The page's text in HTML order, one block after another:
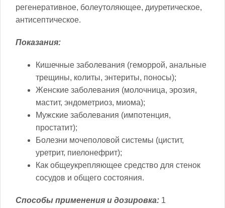
регенеративное, болеутоляющее, диуретическое,
антисептическое.
Показания:
Кишечные заболевания (геморрой, анальные
трещины, колиты, энтериты, поносы);
Женские заболевания (молочница, эрозия,
мастит, эндометриоз, миома);
Мужские заболевания (импотенция,
простатит);
Болезни мочеполовой системы (цистит,
уретрит, пиелонефрит);
Как общеукрепляющее средство для стенок
сосудов и общего состояния.
Способы применения и дозировка: 1